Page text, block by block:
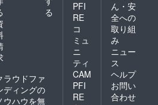
る
ラウドファ
ディングの
ウハウを無
PFI
RE
コ
ミュ
ニ
ティ
CAM
PFI
RE
ん・安
全への
取り組
み
ニュー
ス
ヘルプ
お問い
合わせ